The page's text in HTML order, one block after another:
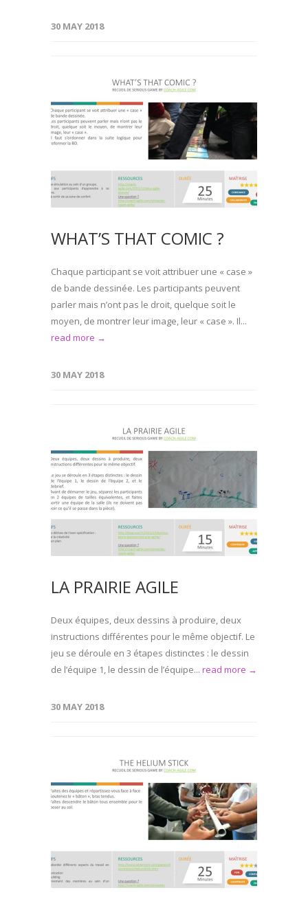
30 MAY 2018
WHAT’S THAT COMIC ?
Chaque participant se voit attribuer une « case »
de bande dessinée. Les participants peuvent
parler mais n’ont pas le droit, quelque soit le
moyen, de montrer leur image, leur « case ». Il...
read more →
30 MAY 2018
LA PRAIRIE AGILE
Deux équipes, deux dessins à produire, deux
instructions différentes pour le même objectif. Le
jeu se déroule en 3 étapes distinctes : le dessin
de l’équipe 1, le dessin de l’équipe... read more →
30 MAY 2018